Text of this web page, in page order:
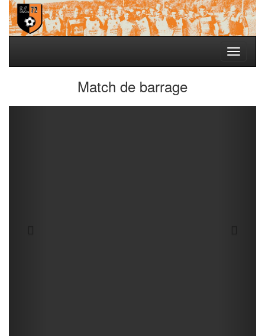
Toggle
Match de barrage